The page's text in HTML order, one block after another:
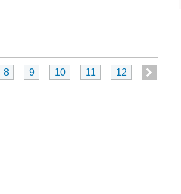
8 9 10 11 12